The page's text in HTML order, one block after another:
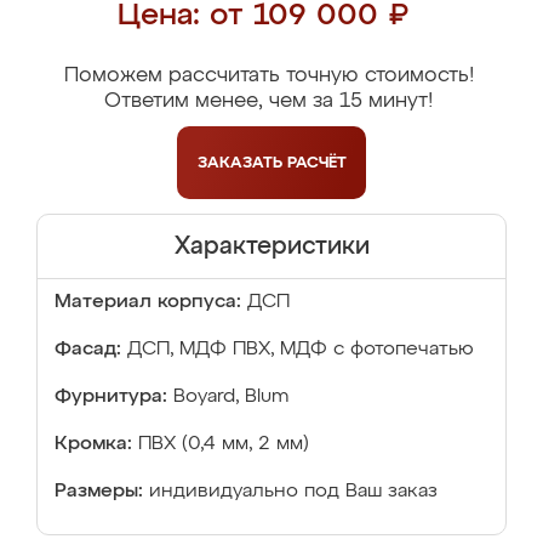
Цена: от 109 000 ₽
Поможем рассчитать точную стоимость!
Ответим менее, чем за 15 минут!
ЗАКАЗАТЬ РАСЧЁТ
Характеристики
Материал корпуса: ДСП
Фасад: ДСП, МДФ ПВХ, МДФ с фотопечатью
Фурнитура: Boyard, Blum
Кромка: ПВХ (0,4 мм, 2 мм)
Размеры: индивидуально под Ваш заказ